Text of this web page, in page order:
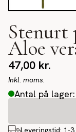
Stenurt
Aloe
47,00 kr.
Inkl. moms.
Antal på
Leveringstid: 1-3